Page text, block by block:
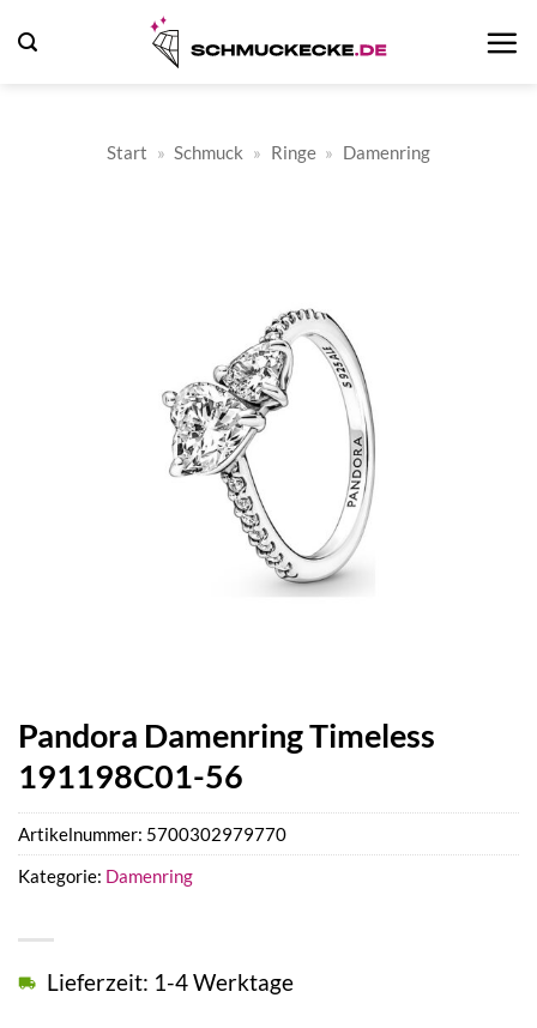
Inhalt
Start » Schmuck » Ringe » Damenring
Pandora Damenring Timeless
191198C01-56
Lieferzeit: 1-4 Werktage
Artikelnummer: 5700302979770
Kategorie: Damenring